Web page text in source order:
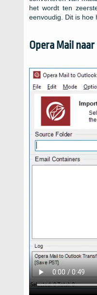
het wordt ten
eenvoudig. Dit is hoe
Opera Mail